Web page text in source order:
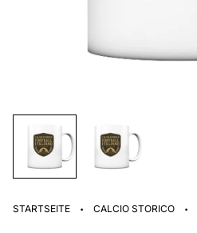
STARTSEITE · CALCIO STORICO ·